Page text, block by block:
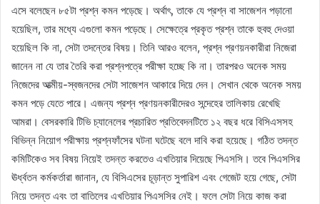
এসে বলেছেন ৮৫টা প্রশ্ন কমন পড়েছে। অর্থাৎ, তাকে যে প্রশ্ন বা সাজেশন পড়ানো
হয়েছিল, তার মধ্যে এগুলো কমন পড়েছে। সেক্ষেত্রে প্রকৃত প্রশ্ন তাকে হুবহু দেওয়া
হয়েছিল কি না, সেটা তদন্তের বিষয়। তিনি আরও বলেন, প্রশ্ন প্রণয়নকারীরা নিজেরা
জানেন না যে তার তৈরি করা প্রশ্নপত্রে পরীক্ষা হচ্ছে কি না। তারপরও অনেক সময়
নিজেদের আত্মীয়-স্বজনদের সেটা সাজেশন আকারে দিয়ে দেন। সেখান থেকে অনেক সময়
কমন পড়ে যেতে পারে। এজন্য প্রশ্ন প্রণয়নকারীদেরও সন্দেহের তালিকায় রেখেছি
আমরা। বেসরকারি টিভি চ্যানেলের প্রচারিত প্রতিবেদনটিতে ১২ বছর ধরে বিসিএসসহ
বিভিন্ন নিয়োগ পরীক্ষায় প্রশ্নফাঁসের ঘটনা ঘটেছে বলে দাবি করা হয়েছে। গঠিত তদন্ত
কমিটিকেও সব বিষয় নিয়েই তদন্ত করতেও এখতিয়ার দিয়েছে পিএসসি। তবে পিএসসির
ঊর্ধ্বতন কর্মকর্তারা জানান, যে বিসিএসের চূড়ান্ত সুপারিশ এবং গেজেট হয়ে গেছে, সেটা
নিয়ে তদন্ত এবং তা বাতিলের এখতিয়ার পিএসসির নেই। ফলে সেটা নিয়ে কাজ করা